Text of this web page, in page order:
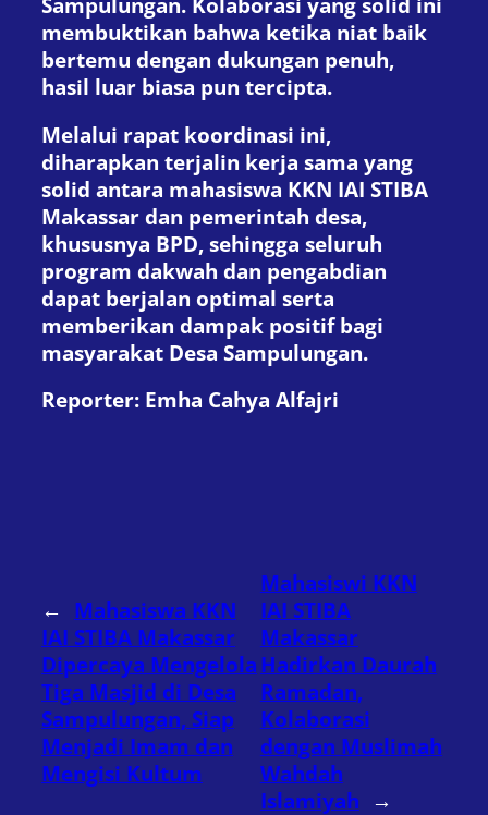
membuktikan bahwa ketika niat baik
bertemu dengan dukungan penuh,
hasil luar biasa pun tercipta.
Melalui rapat koordinasi ini,
diharapkan terjalin kerja sama yang
solid antara mahasiswa KKN IAI STIBA
Makassar dan pemerintah desa,
khususnya BPD, sehingga seluruh
program dakwah dan pengabdian
dapat berjalan optimal serta
memberikan dampak positif bagi
masyarakat Desa Sampulungan.
Reporter: Emha Cahya Alfajri
← Mahasiswa KKN
IAI STIBA Makassar
Dipercaya Mengelola
Tiga Masjid di Desa
Sampulungan, Siap
Menjadi Imam dan
Mengisi Kultum
Mahasiswi KKN
IAI STIBA
Makassar
Hadirkan Daurah
Ramadan,
Kolaborasi
dengan Muslimah
Wahdah
Islamiyah →